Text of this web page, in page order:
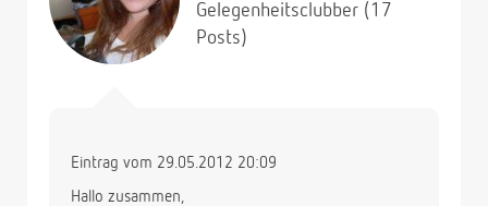
Gelegenheitsclubber (17
Posts)
Eintrag vom 29.05.2012 20:09
Hallo zusammen,